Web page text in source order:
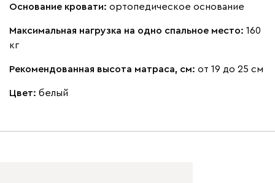
Основание кровати: ортопедическое основание
Максимальная нагрузка на одно спальное место: 160
кг
Рекомендованная высота матраса, см: от 19 до 25 см
Цвет: белый